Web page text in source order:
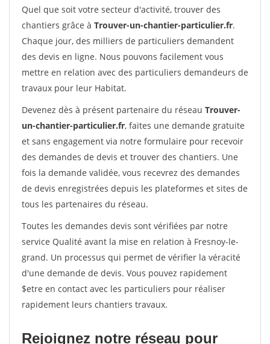
Quel que soit votre secteur d'activité, trouver des
chantiers grâce à Trouver-un-chantier-particulier.fr.
Chaque jour, des milliers de particuliers demandent
des devis en ligne. Nous pouvons facilement vous
mettre en relation avec des particuliers demandeurs de
travaux pour leur Habitat.
Devenez dès à présent partenaire du réseau Trouver-
un-chantier-particulier.fr, faites une demande gratuite
et sans engagement via notre formulaire pour recevoir
des demandes de devis et trouver des chantiers. Une
fois la demande validée, vous recevrez des demandes
de devis enregistrées depuis les plateformes et sites de
tous les partenaires du réseau.
Toutes les demandes devis sont vérifiées par notre
service Qualité avant la mise en relation à Fresnoy-le-
grand. Un processus qui permet de vérifier la véracité
d'une demande de devis. Vous pouvez rapidement
$etre en contact avec les particuliers pour réaliser
rapidement leurs chantiers travaux.
Rejoignez notre réseau pour